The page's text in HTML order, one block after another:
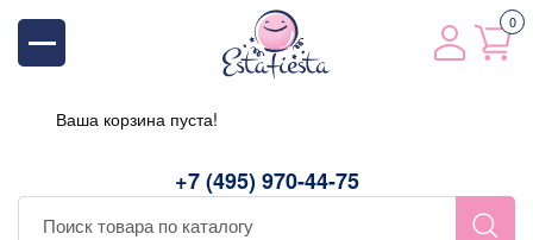
+7 (495) 970-44-75
0
Ваша корзина пуста!